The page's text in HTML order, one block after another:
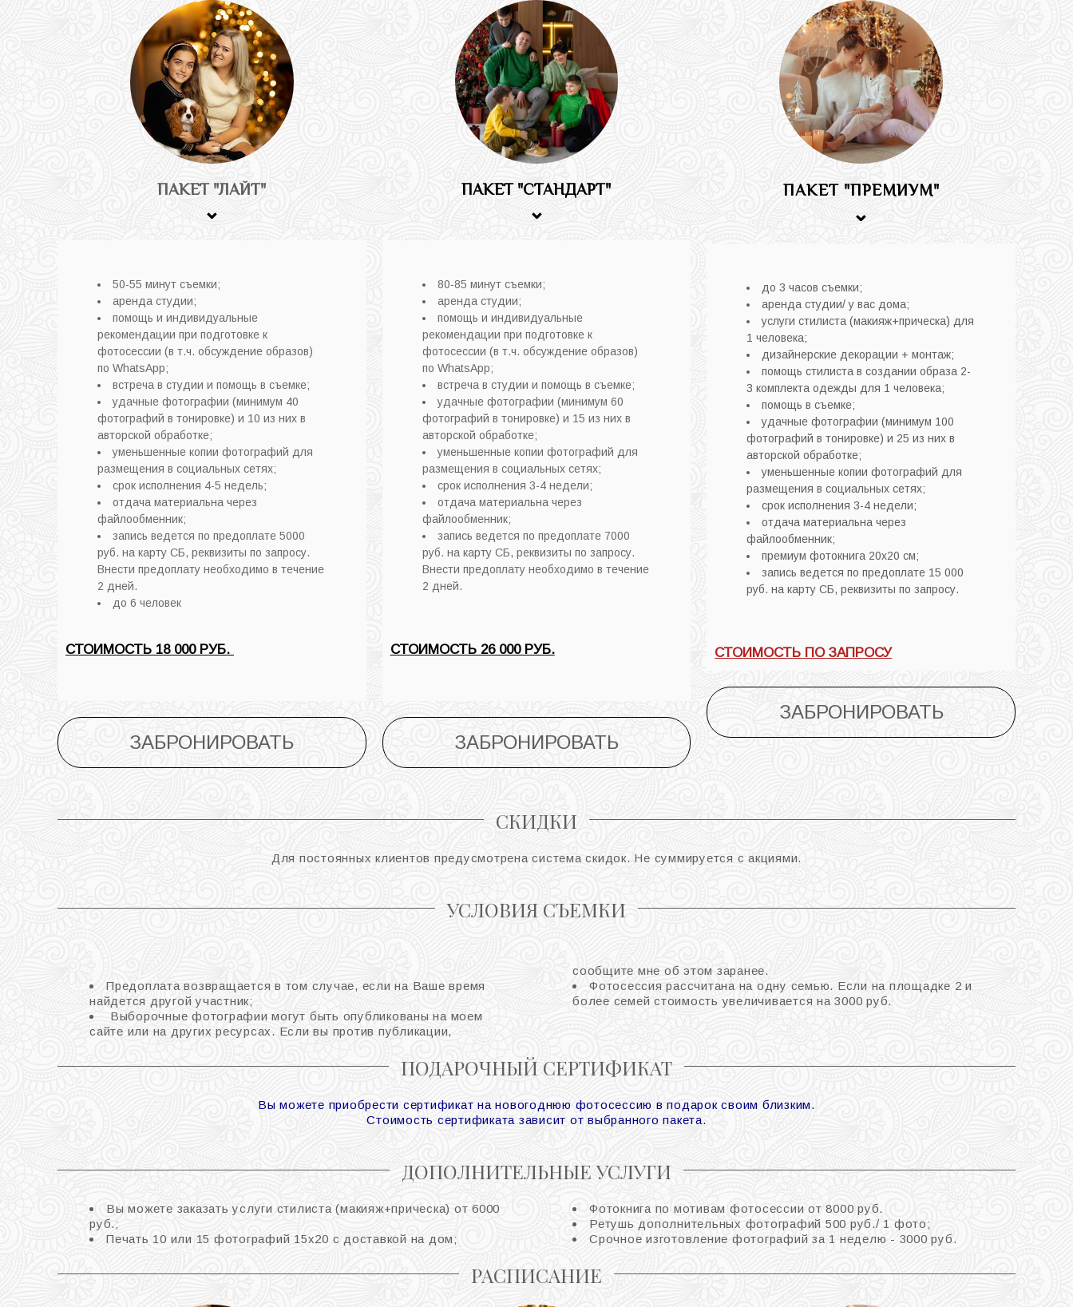
ПАКЕТ "ЛАЙТ"
⌄
50-55 минут съемки;
аренда студии;
помощь и индивидуальные
рекомендации при подготовке к
фотосессии (в т.ч. обсуждение образов)
по WhatsApp;
встреча в студии и помощь в съемке;
удачные фотографии (минимум 40
фотографий в тонировке) и 10 из них в
авторской обработке;
уменьшенные копии фотографий для
размещения в социальных сетях;
cрок исполнения 4-5 недель;
отдача материальна через
файлообменник;
запись ведется по предоплате 5000
руб. на карту СБ, реквизиты по запросу.
Внести предоплату необходимо в течение
2 дней.
до 6 человек
СТОИМОСТЬ 18 000 РУБ.
ЗАБРОНИРОВАТЬ
ПАКЕТ "СТАНДАРТ"
⌄
80-85 минут съемки;
аренда студии;
помощь и индивидуальные
рекомендации при подготовке к
фотосессии (в т.ч. обсуждение образов)
по WhatsApp;
встреча в студии и помощь в съемке;
удачные фотографии (минимум 60
фотографий в тонировке) и 15 из них в
авторской обработке;
уменьшенные копии фотографий для
размещения в социальных сетях;
срок исполнения 3-4 недели;
отдача материальна через
файлообменник;
запись ведется по предоплате 7000
руб. на карту СБ, реквизиты по запросу.
Внести предоплату необходимо в течение
2 дней.
СТОИМОСТЬ 26 000 РУБ.
ЗАБРОНИРОВАТЬ
ПАКЕТ "ПРЕМИУМ"
⌄
до 3 часов съемки;
аренда студии/ у вас дома;
услуги стилиста (макияж+прическа) для
1 человека;
дизайнерские декорации + монтаж;
помощь стилиста в создании образа 2-
3 комплекта одежды для 1 человека;
помощь в съемке;
удачные фотографии (минимум 100
фотографий в тонировке) и 25 из них в
авторской обработке;
уменьшенные копии фотографий для
размещения в социальных сетях;
срок исполнения 3-4 недели;
отдача материальна через
файлообменник;
премиум фотокнига 20х20 см;
запись ведется по предоплате 15 000
руб. на карту СБ, реквизиты по запросу.
СТОИМОСТЬ ПО ЗАПРОСУ
ЗАБРОНИРОВАТЬ
СКИДКИ
Для постоянных клиентов предусмотрена система скидок. Не суммируется с акциями.
УСЛОВИЯ СЪЕМКИ
Предоплата возвращается в том случае, если на Ваше время
найдется другой участник;
Выборочные фотографии могут быть опубликованы на моем
сайте или на других ресурсах. Если вы против публикации,
сообщите мне об этом заранее.
Фотосессия рассчитана на одну семью. Если на площадке 2 и
более семей стоимость увеличивается на 3000 руб.
ПОДАРОЧНЫЙ СЕРТИФИКАТ
Вы можете приобрести сертификат на новогоднюю фотосессию в подарок своим близким.
Стоимость сертификата зависит от выбранного пакета.
ДОПОЛНИТЕЛЬНЫЕ УСЛУГИ
Вы можете заказать услуги стилиста (макияж+прическа) от 6000
руб.;
Печать 10 или 15 фотографий 15х20 с доставкой на дом;
Фотокнига по мотивам фотосессии от 8000 руб.
Ретушь дополнительных фотографий 500 руб./ 1 фото;
Срочное изготовление фотографий за 1 неделю - 3000 руб.
РАСПИСАНИЕ